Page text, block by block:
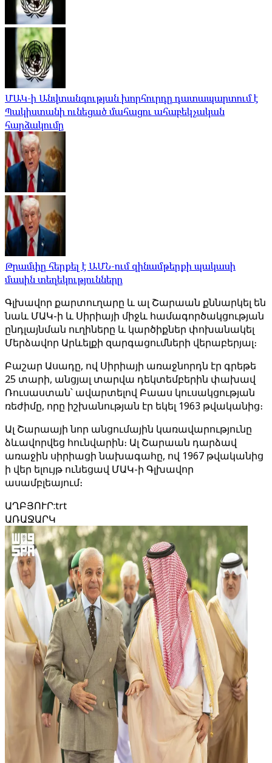
ՄԱԿ-ի Անվտանգության խորհուրդը դատապարտում է
Պակիստանի ունեցած մահացու ահաբեկչական
հարձակումը
Թրամփը հերքել է ԱՄՆ-ում զինամթերքի պակասի
մասին տեղեկությունները
Գլխավոր քարտուղարը և ալ Շարաան քննարկել են
նաև ՄԱԿ-ի և Սիրիայի միջև համագործակցության
ընդլայնման ուղիները և կարծիքներ փոխանակել
Մերձավոր Արևելքի զարգացումների վերաբերյալ։
Բաշար Ասադը, ով Սիրիայի առաջնորդն էր գրեթե
25 տարի, անցյալ տարվա դեկտեմբերին փախավ
Ռուսաստան՝ ավարտելով Բաաս կուսակցության
ռեժիմը, որը իշխանության էր եկել 1963 թվականից։
Ալ Շարաայի նոր անցումային կառավարությունը
ձևավորվեց հունվարին։ Ալ Շարաան դարձավ
առաջին սիրիացի նախագահը, ով 1967 թվականից
ի վեր ելույթ ունեցավ ՄԱԿ-ի Գլխավոր
ասամբլեայում։
ԱՂԲՅՈՒՐ:trt
ԱՌԱՋԱՐԿ